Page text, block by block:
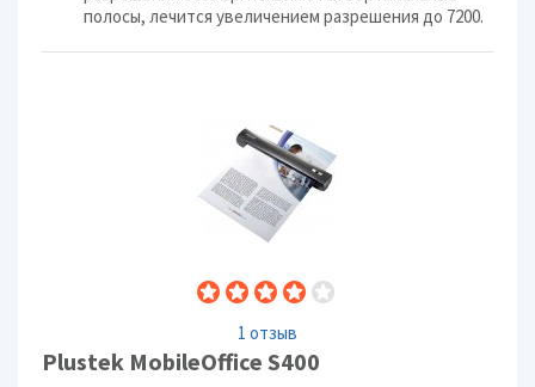
полосы, лечится увеличением разрешения до 7200.
1 отзыв
Plustek MobileOffice S400